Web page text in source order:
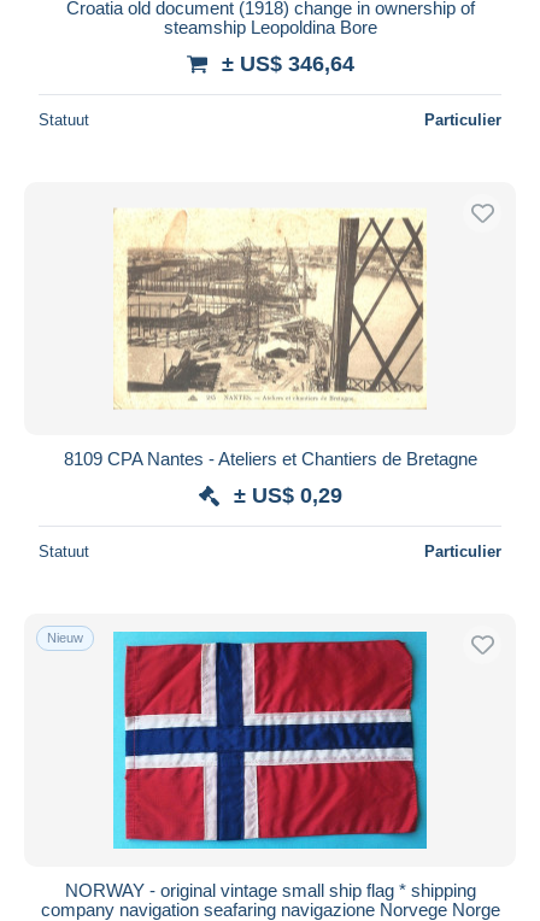
Croatia old document (1918) change in ownership of
steamship Leopoldina Bore
± US$ 346,64
Statuut Particulier
8109 CPA Nantes - Ateliers et Chantiers de Bretagne
± US$ 0,29
Statuut Particulier
Nieuw
NORWAY - original vintage small ship flag * shipping
company navigation seafaring navigazione Norvege Norge